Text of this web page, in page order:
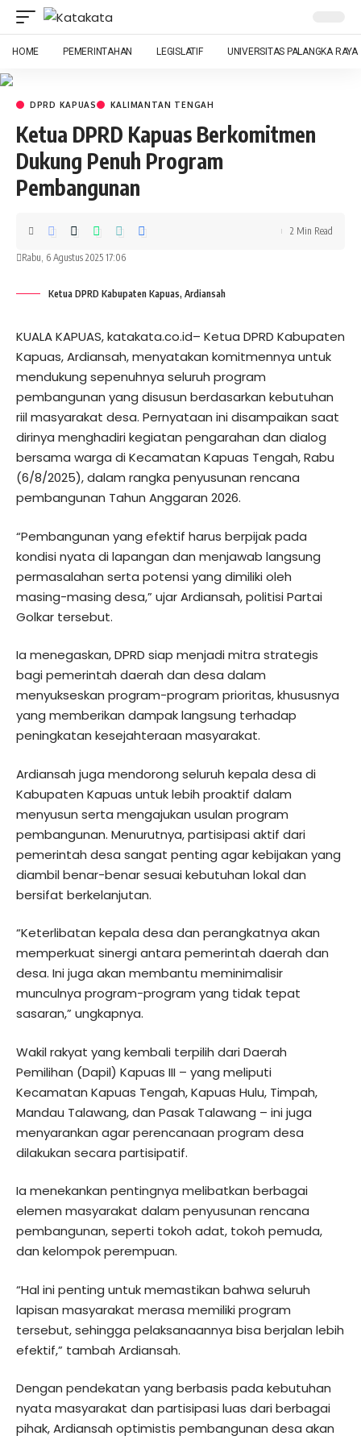
HOME PEMERINTAHAN LEGISLATIF UNIVERSITAS PALANGKA RAYA
DPRD KAPUAS KALIMANTAN TENGAH
Ketua DPRD Kapuas Berkomitmen
Dukung Penuh Program
Pembangunan
Rabu, 6 Agustus 2025 17:06
2 Min Read
Ketua DPRD Kabupaten Kapuas, Ardiansah
KUALA KAPUAS, katakata.co.id– Ketua DPRD Kabupaten
Kapuas, Ardiansah, menyatakan komitmennya untuk
mendukung sepenuhnya seluruh program
pembangunan yang disusun berdasarkan kebutuhan
riil masyarakat desa. Pernyataan ini disampaikan saat
dirinya menghadiri kegiatan pengarahan dan dialog
bersama warga di Kecamatan Kapuas Tengah, Rabu
(6/8/2025), dalam rangka penyusunan rencana
pembangunan Tahun Anggaran 2026.
“Pembangunan yang efektif harus berpijak pada
kondisi nyata di lapangan dan menjawab langsung
permasalahan serta potensi yang dimiliki oleh
masing-masing desa,” ujar Ardiansah, politisi Partai
Golkar tersebut.
Ia menegaskan, DPRD siap menjadi mitra strategis
bagi pemerintah daerah dan desa dalam
menyukseskan program-program prioritas, khususnya
yang memberikan dampak langsung terhadap
peningkatan kesejahteraan masyarakat.
Ardiansah juga mendorong seluruh kepala desa di
Kabupaten Kapuas untuk lebih proaktif dalam
menyusun serta mengajukan usulan program
pembangunan. Menurutnya, partisipasi aktif dari
pemerintah desa sangat penting agar kebijakan yang
diambil benar-benar sesuai kebutuhan lokal dan
bersifat berkelanjutan.
“Keterlibatan kepala desa dan perangkatnya akan
memperkuat sinergi antara pemerintah daerah dan
desa. Ini juga akan membantu meminimalisir
munculnya program-program yang tidak tepat
sasaran,” ungkapnya.
Wakil rakyat yang kembali terpilih dari Daerah
Pemilihan (Dapil) Kapuas III – yang meliputi
Kecamatan Kapuas Tengah, Kapuas Hulu, Timpah,
Mandau Talawang, dan Pasak Talawang – ini juga
menyarankan agar perencanaan program desa
dilakukan secara partisipatif.
Ia menekankan pentingnya melibatkan berbagai
elemen masyarakat dalam penyusunan rencana
pembangunan, seperti tokoh adat, tokoh pemuda,
dan kelompok perempuan.
“Hal ini penting untuk memastikan bahwa seluruh
lapisan masyarakat merasa memiliki program
tersebut, sehingga pelaksanaannya bisa berjalan lebih
efektif,” tambah Ardiansah.
Dengan pendekatan yang berbasis pada kebutuhan
nyata masyarakat dan partisipasi luas dari berbagai
pihak, Ardiansah optimistis pembangunan desa akan